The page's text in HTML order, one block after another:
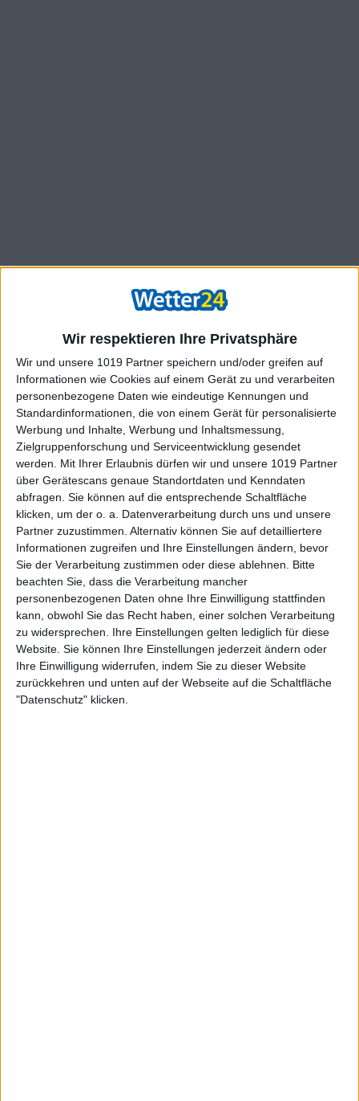
Wir respektieren Ihre Privatsphäre
Wir und unsere 1019 Partner speichern und/oder greifen auf
Informationen wie Cookies auf einem Gerät zu und verarbeiten
personenbezogene Daten wie eindeutige Kennungen und
Standardinformationen, die von einem Gerät für personalisierte
Werbung und Inhalte, Werbung und Inhaltsmessung,
Zielgruppenforschung und Serviceentwicklung gesendet
werden.
Mit Ihrer Erlaubnis dürfen wir und unsere 1019 Partner
über Gerätescans genaue Standortdaten und Kenndaten
abfragen. Sie können auf die entsprechende Schaltfläche
klicken, um der o. a. Datenverarbeitung durch uns und unsere
Partner zuzustimmen. Alternativ können Sie auf detailliertere
Informationen zugreifen und Ihre Einstellungen ändern, bevor
Sie der Verarbeitung zustimmen oder diese ablehnen.
Bitte
beachten Sie, dass die Verarbeitung mancher
personenbezogenen Daten ohne Ihre Einwilligung stattfinden
kann, obwohl Sie das Recht haben, einer solchen Verarbeitung
zu widersprechen. Ihre Einstellungen gelten lediglich für diese
Website. Sie können Ihre Einstellungen jederzeit ändern oder
Ihre Einwilligung widerrufen, indem Sie zu dieser Website
zurückkehren und unten auf der Webseite auf die Schaltfläche
"Datenschutz" klicken.